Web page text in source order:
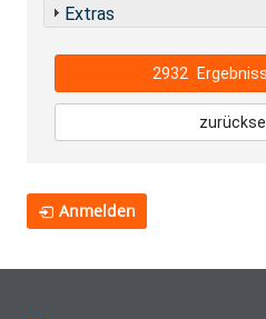
Extras
2932
Anmelden